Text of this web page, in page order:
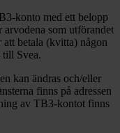
konto med ett belopp
arvodena som utförandet
att betala (kvitta) någon
Svea.
kan ändras och/eller
finns på adressen
av TB3-kontot finns